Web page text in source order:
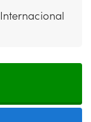
Internacional